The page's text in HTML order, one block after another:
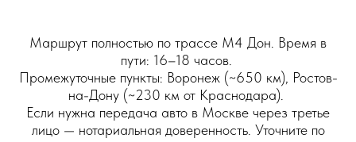
Маршрут полностью по трассе М4 Дон. Время в
пути: 16–18 часов.
Промежуточные пункты: Воронеж (~650 км), Ростов-
на-Дону (~230 км от Краснодара).
Если нужна передача авто в Москве через третье
лицо — нотариальная доверенность. Уточните по